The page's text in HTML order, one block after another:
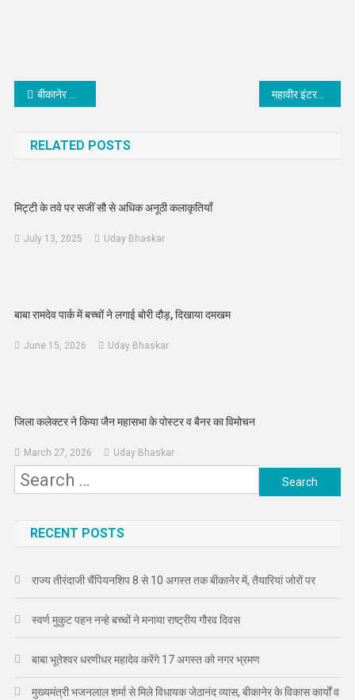
Post
बीकानेर की ममता हर्ष ने लद्दाख मैराथन में दिखाया जज़्बा महावीर इंटरनेशनल नागौर केंद्र के विमलचंद नाहटा बने अध्यक्ष
RELATED POSTS
मिट्टी के तवे पर सजीं सौ से अधिक अनूठी कलाकृतियाँ
July 13, 2025 Uday Bhaskar
बाबा रामदेव पार्क में बच्चों ने लगाई बोरी दौड़, दिखाया दमखम
June 15, 2026 Uday Bhaskar
जिला कलेक्टर ने किया जैन महासभा के पोस्टर व बैनर का विमोचन
March 27, 2026 Uday Bhaskar
Search
RECENT POSTS
राज्य तीरंदाजी चैंपियनशिप 8 से 10 अगस्त तक बीकानेर में, तैयारियां जोरों पर
स्वर्ण मुकुट पहन नन्हे बच्चों ने मनाया राष्ट्रीय गौरव दिवस
बाबा भूतेश्वर धरणीधर महादेव करेंगे 17 अगस्त को नगर भ्रमण
मुख्यमंत्री भजनलाल शर्मा से मिले विधायक जेठानंद व्यास, बीकानेर के विकास कार्यों व